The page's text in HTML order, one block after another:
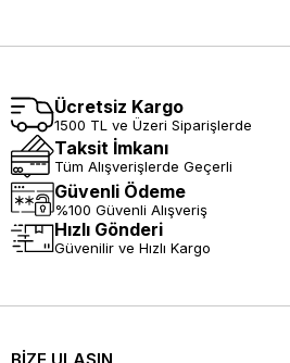
Ücretsiz Kargo
1500 TL ve Üzeri Siparişlerde
Taksit İmkanı
Tüm Alışverişlerde Geçerli
Güvenli Ödeme
%100 Güvenli Alışveriş
Hızlı Gönderi
Güvenilir ve Hızlı Kargo